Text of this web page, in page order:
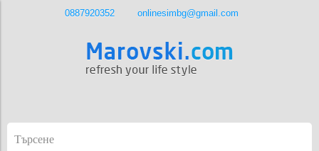
0887920352 onlinesimbg@gmail.com